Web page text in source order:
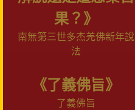
果？》
南無第三世多杰羌佛新年說
法
《了義佛旨》
了義佛旨